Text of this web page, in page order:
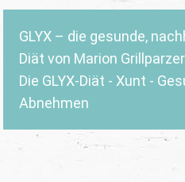
GLYX – die gesunde,
Diät von Marion
Die GLYX-Diät - Xunt -
Abnehmen